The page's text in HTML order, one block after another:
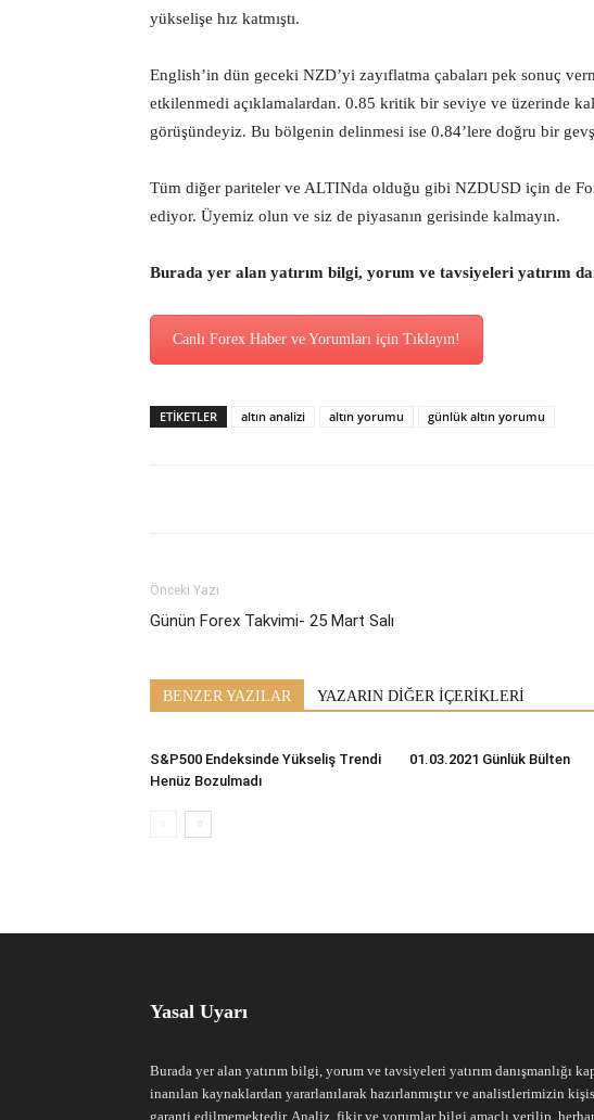
yükselişe hız katmıştı.
English’in dün geceki NZD’yi zayıflatma çabaları pek sonuç
etkilenmedi açıklamalardan. 0.85 kritik bir seviye ve üzerinde
görüşündeyiz. Bu bölgenin delinmesi ise 0.84’lere doğru bir
Tüm diğer pariteler ve ALTINda olduğu gibi NZDUSD için de
ediyor. Üyemiz olun ve siz de piyasanın gerisinde kalmayın.
Burada yer alan yatırım bilgi, yorum ve tavsiyeleri yatırım
Canlı Forex Haber ve Yorumları için Tıklayın!
ETİKETLER altın analizi altın yorumu günlük altın yorumu
Önceki Yazı
Günün Forex Takvimi- 25 Mart Salı
BENZER YAZILAR YAZARIN DİĞER İÇERİKLERİ
S&P500 Endeksinde Yükseliş Trendi
Henüz Bozulmadı
01.03.2021 Günlük Bülten
Yasal Uyarı
Burada yer alan yatırım bilgi, yorum ve tavsiyeleri yatırım
inanılan kaynaklardan yararlanılarak hazırlanmıştır ve analistlerimizin
garanti edilmemektedir. Analiz, fikir ve yorumlar bilgi amaçlı verilip,